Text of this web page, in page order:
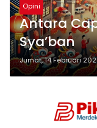
Opini
Antara
Sya’ban
Jumat, 14 Februari